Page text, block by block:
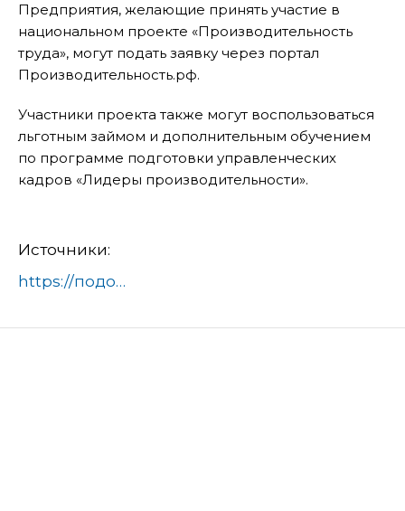
Предприятия, желающие принять участие в
национальном проекте «Производительность
труда», могут подать заявку через портал
Производительность.рф.
Участники проекта также могут воспользоваться
льготным займом и дополнительным обучением
по программе подготовки управленческих
кадров «Лидеры производительности».
Источники:
https://подольск-администрация.рф/ao-np-podolskkabel-povyshaet-proizvoditelnost-truda/